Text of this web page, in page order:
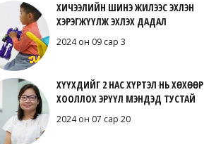
ХИЧЭЭЛИЙН ШИНЭ ЖИЛЭЭС ЭХЛЭН
ХЭРЭГЖҮҮЛЖ ЭХЛЭХ ДАДАЛ
2024 он 09 сар 3
ХҮҮХДИЙГ 2 НАС ХҮРТЭЛ НЬ ХӨХӨӨР
ХООЛЛОХ ЭРҮҮЛ МЭНДЭД ТУСТАЙ
2024 он 07 сар 20